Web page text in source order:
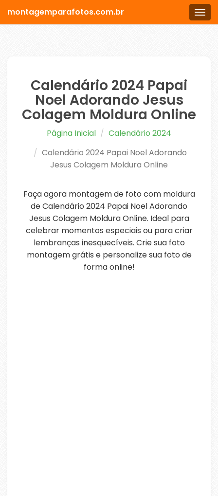
Menu
montagemparafotos.com.br
Calendário 2024 Papai
Noel Adorando Jesus
Colagem Moldura Online
Página Inicial
Calendário 2024
Calendário 2024 Papai Noel Adorando
Jesus Colagem Moldura Online
Faça agora montagem de foto com moldura
de Calendário 2024 Papai Noel Adorando
Jesus Colagem Moldura Online. Ideal para
celebrar momentos especiais ou para criar
lembranças inesquecíveis. Crie sua foto
montagem grátis e personalize sua foto de
forma online!